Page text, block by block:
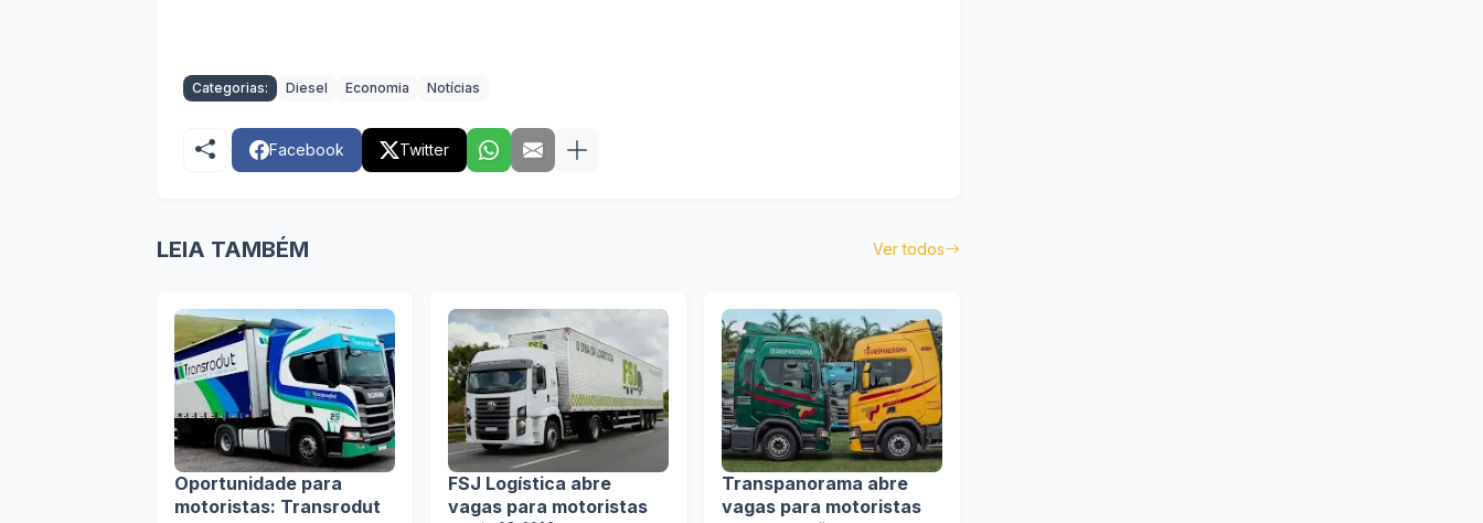
Categorias: Diesel Economia Notícias
Facebook Twitter
LEIA TAMBÉM Ver todos
Oportunidade para
motoristas: Transrodut
FSJ Logística abre
vagas para motoristas
Transpanorama abre
vagas para motoristas